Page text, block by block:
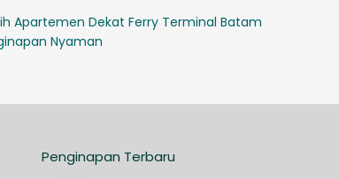
Apartemen Dekat Ferry Terminal Batam
Nyaman
Penginapan Terbaru